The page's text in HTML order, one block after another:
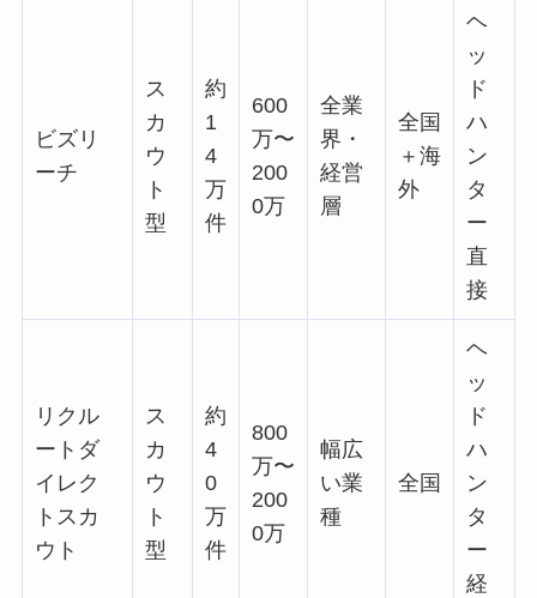
ビズリ
ーチ
ス
カ
ウ
ト
型
約
1
4
万
件
600
万〜
200
0万
全業
界・
経営
層
全国
＋海
外
ヘ
ッ
ド
ハ
ン
タ
ー
直
接
リクル
ートダ
イレク
トスカ
ウト
ス
カ
ウ
ト
型
約
4
0
万
件
800
万〜
200
0万
幅広
い業
種
全国
ヘ
ッ
ド
ハ
ン
タ
ー
経